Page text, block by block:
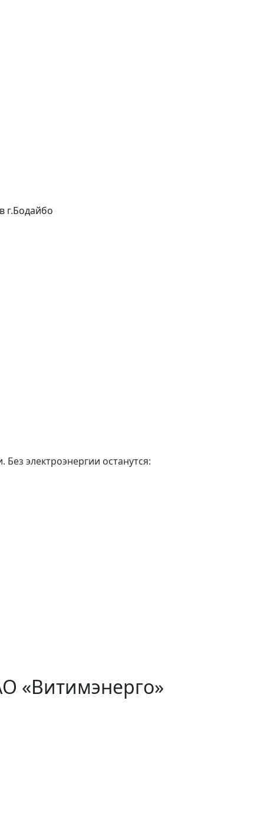
г.Бодайбо
электроэнергии останутся:
«Витимэнерго»